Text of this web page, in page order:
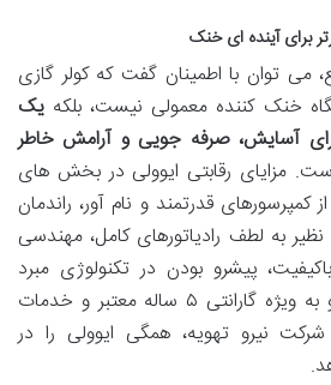
برای آینده ای خنک
می توان با اطمینان گفت که کولر گازی
خنک کننده معمولی نیست، بلکه یک
آسایش، صرفه جویی و آرامش خاطر
مزایای رقابتی ایوولی در بخش های
کمپرسورهای قدرتمند و نام آور، راندمان
به لطف رادیاتورهای کامل، مهندسی
پیشرو بودن در تکنولوژی مبرد
دوستدار محیط زیست، و به ویژه گارانتی ۵ ساله معتبر و خدمات
نیرو تهویه، همگی ایوولی را در